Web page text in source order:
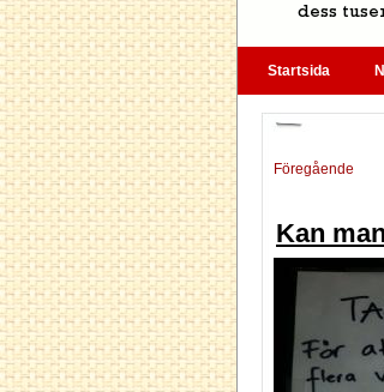
Startsida
Föregående
Kan